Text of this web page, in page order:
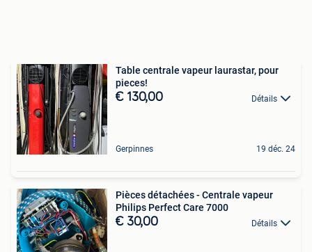
Table centrale vapeur laurastar, pour
pieces!
€ 130,00 Détails
Gerpinnes 19 déc. 24
Pièces détachées - Centrale vapeur
Philips Perfect Care 7000
€ 30,00 Détails